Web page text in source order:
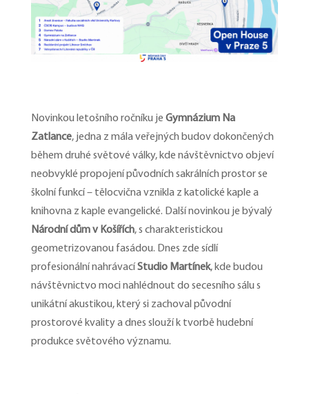
Novinkou letošního ročníku je Gymnázium Na
Zatlance, jedna z mála veřejných budov dokončených
během druhé světové války, kde návštěvnictvo objeví
neobvyklé propojení původních sakrálních prostor se
školní funkcí – tělocvična vznikla z katolické kaple a
knihovna z kaple evangelické. Další novinkou je bývalý
Národní dům v Košířích, s charakteristickou
geometrizovanou fasádou. Dnes zde sídlí
profesionální nahrávacíStudio Martínek, kde budou
návštěvnictvo moci nahlédnout do secesního sálu s
unikátní akustikou, který si zachoval původní
prostorové kvality a dnes slouží k tvorbě hudební
produkce světového významu.